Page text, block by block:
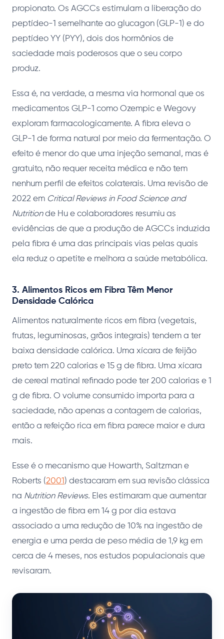
propionato. Os AGCCs estimulam a liberação do
peptídeo-1 semelhante ao glucagon (GLP-1) e do
peptídeo YY (PYY), dois dos hormônios de
saciedade mais poderosos que o seu corpo
produz.
Essa é, na verdade, a mesma via hormonal que os
medicamentos GLP-1 como Ozempic e Wegovy
exploram farmacologicamente. A fibra eleva o
GLP-1 de forma natural por meio da fermentação. O
efeito é menor do que uma injeção semanal, mas é
gratuito, não requer receita médica e não tem
nenhum perfil de efeitos colaterais. Uma revisão de
2022 em Critical Reviews in Food Science and
Nutritionde Hu e colaboradores resumiu as
evidências de que a produção de AGCCs induzida
pela fibra é uma das principais vias pelas quais
ela reduz o apetite e melhora a saúde metabólica.
3. Alimentos Ricos em Fibra Têm Menor
Densidade Calórica
Alimentos naturalmente ricos em fibra (vegetais,
frutas, leguminosas, grãos integrais) tendem a ter
baixa densidade calórica. Uma xícara de feijão
preto tem 220 calorias e 15 g de fibra. Uma xícara
de cereal matinal refinado pode ter 200 calorias e 1
g de fibra. O volume consumido importa para a
saciedade, não apenas a contagem de calorias,
então a refeição rica em fibra parece maior e dura
mais.
Esse é o mecanismo que Howarth, Saltzman e
Roberts (2001 ) destacaram em sua revisão clássica
na Nutrition Reviews. Eles estimaram que aumentar
a ingestão de fibra em 14 g por dia estava
associado a uma redução de 10% na ingestão de
energia e uma perda de peso média de 1,9 kg em
cerca de 4 meses, nos estudos populacionais que
revisaram.